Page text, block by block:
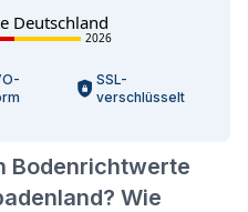
Bodenrichtwerte
Wie
Deutschland
2026
SSL-
verschlüsselt